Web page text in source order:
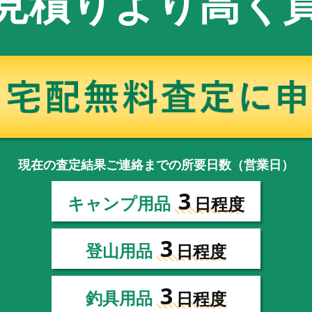
現在の査定結果ご連絡までの所要日数（営業日）
キャンプ用品 3日程度
登山用品 3日程度
釣具用品 3日程度